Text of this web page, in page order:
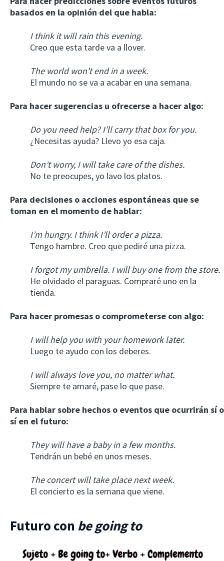
basados en la opinión del que habla:
I think it will rain this evening.
Creo que esta tarde va a llover.
The world won’t end in a week.
El mundo no se va a acabar en una semana.
Para hacer sugerencias u ofrecerse a hacer algo:
Do you need help? I’ll carry that box for you.
¿Necesitas ayuda? Llevo yo esa caja.
Don’t worry, I will take care of the dishes.
No te preocupes, yo lavo los platos.
Para decisiones o acciones espontáneas que se
toman en el momento de hablar:
I’m hungry. I think I’ll order a pizza.
Tengo hambre. Creo que pediré una pizza.
I forgot my umbrella. I will buy one from the store.
He olvidado el paraguas. Compraré uno en la
tienda.
Para hacer promesas o comprometerse con algo:
I will help you with your homework later.
Luego te ayudo con los deberes.
I will always love you, no matter what.
Siempre te amaré, pase lo que pase.
Para hablar sobre hechos o eventos que ocurrirán sí o
sí en el futuro:
They will have a baby in a few months.
Tendrán un bebé en unos meses.
The concert will take place next week.
El concierto es la semana que viene.
Futuro con be going to